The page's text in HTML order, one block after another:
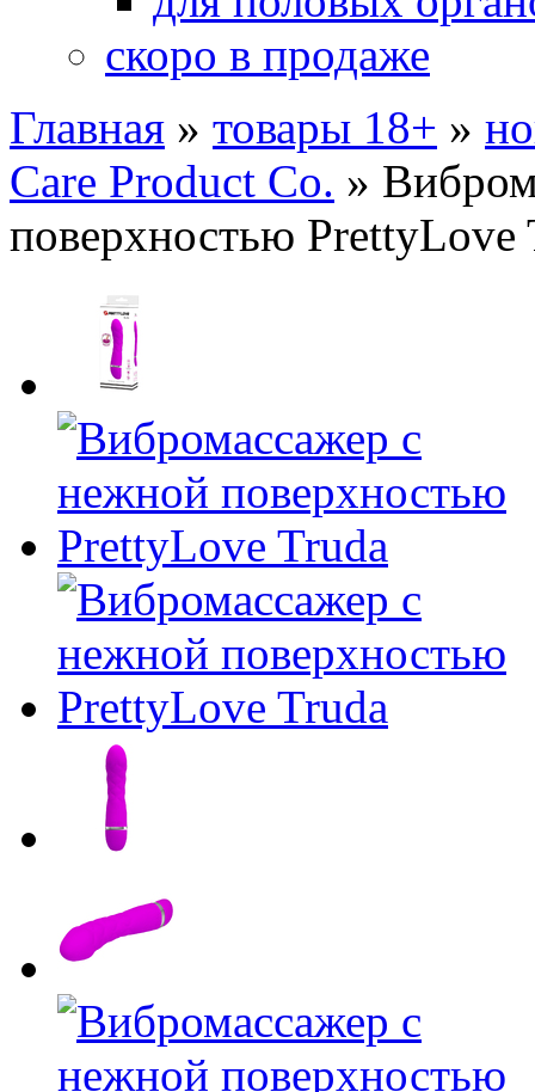
скоро в продаже
Главная » товары 18+ »
Care Product Co. »
поверхностью PrettyLove